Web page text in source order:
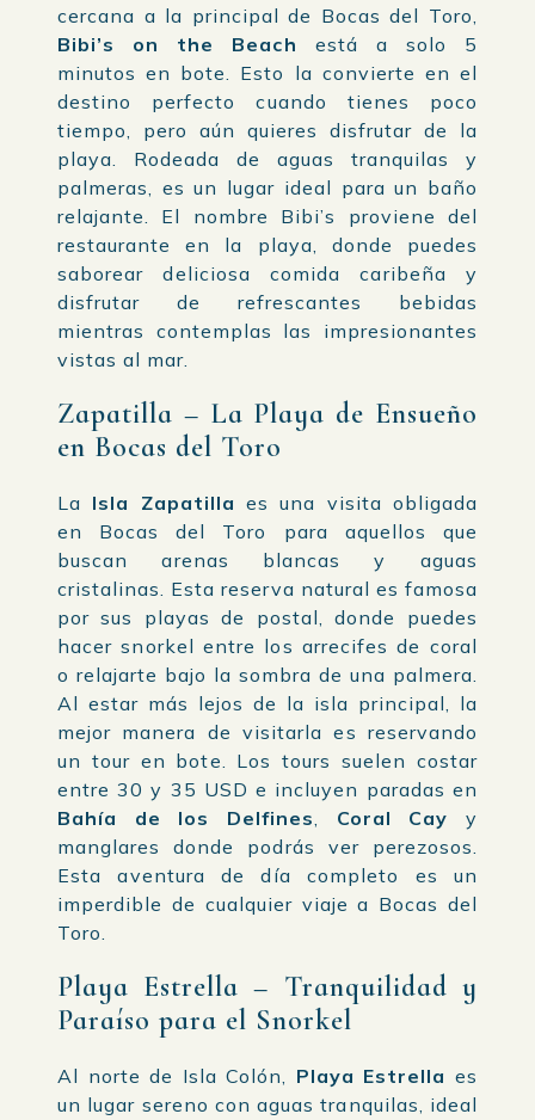
cercana a la principal de Bocas del Toro,
Bibi’s on the Beach está a solo 5
minutos en bote. Esto la convierte en el
destino perfecto cuando tienes poco
tiempo, pero aún quieres disfrutar de la
playa. Rodeada de aguas tranquilas y
palmeras, es un lugar ideal para un baño
relajante. El nombre Bibi’s proviene del
restaurante en la playa, donde puedes
saborear deliciosa comida caribeña y
disfrutar de refrescantes bebidas
mientras contemplas las impresionantes
vistas al mar.
Zapatilla – La Playa de Ensueño
en Bocas del Toro
La Isla Zapatilla es una visita obligada
en Bocas del Toro para aquellos que
buscan arenas blancas y aguas
cristalinas. Esta reserva natural es famosa
por sus playas de postal, donde puedes
hacer snorkel entre los arrecifes de coral
o relajarte bajo la sombra de una palmera.
Al estar más lejos de la isla principal, la
mejor manera de visitarla es reservando
un tour en bote. Los tours suelen costar
entre 30 y 35 USD e incluyen paradas en
Bahía de los Delfines, Coral Cay y
manglares donde podrás ver perezosos.
Esta aventura de día completo es un
imperdible de cualquier viaje a Bocas del
Toro.
Playa Estrella – Tranquilidad y
Paraíso para el Snorkel
Al norte de Isla Colón, Playa Estrella es
un lugar sereno con aguas tranquilas, ideal